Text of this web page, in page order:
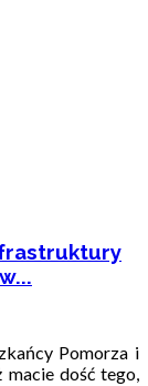
Pomorza i
dość tego,